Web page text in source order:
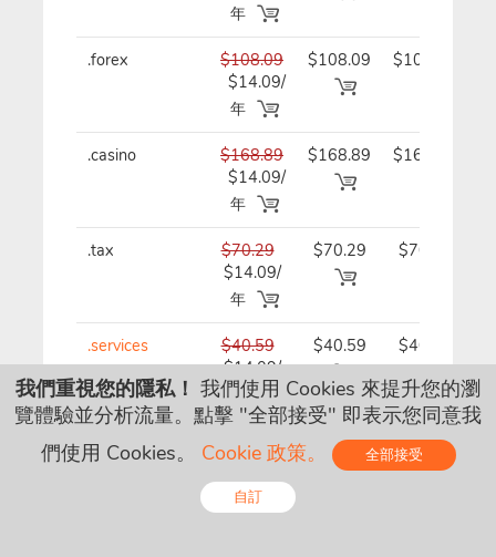
年
.forex
$108.09
$14.09/
年
$108.09
$108.09/
.casino
$168.89
$14.09/
年
$168.89
$168.89/
.tax
$70.29
$14.09/
年
$70.29
$70.29/
.services
$40.59
$14.09/
年
$40.59
$40.59/
年
.pet
$27.09
$14.09/
年
$27.09
$27.09/
年
我們重視您的隱私！ 我們使用 Cookies 來提升您的瀏
覽體驗並分析流量。點擊 "全部接受" 即表示您同意我
們使用 Cookies。 Cookie 政策。 全部接受
自訂